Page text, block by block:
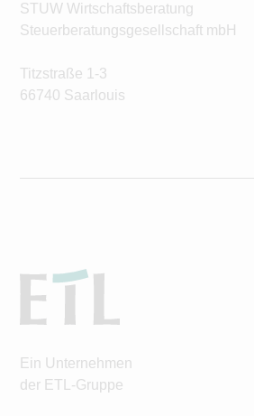
STUW Wirtschaftsberatung
Steuerberatungsgesellschaft mbH
Titzstraße 1-3
66740 Saarlouis
Ein Unternehmen
der ETL-Gruppe